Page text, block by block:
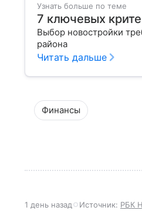
Узнать больше по теме
7 ключевых
Выбор новостройки
района
Читать дальше
Финансы
1 день назад Источник: РБК